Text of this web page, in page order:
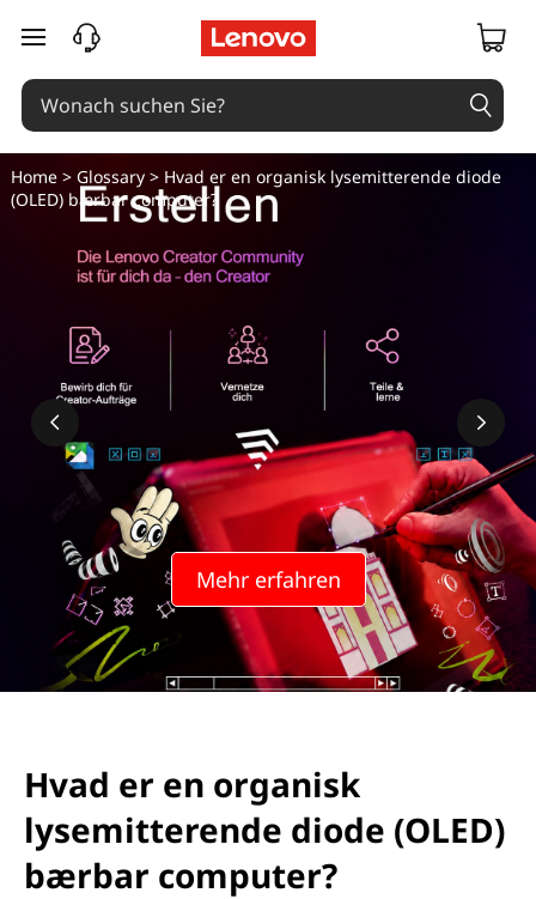
zum Hauptinhalt springen
Mehr erfahren
Home> Glossary> Hvad er en organisk lysemitterende diode
(OLED) bærbar computer?
Hvad er en organisk
lysemitterende diode (OLED)
bærbar computer?